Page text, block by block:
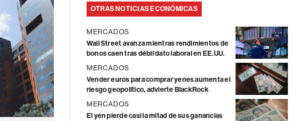
OTRAS NOTICIAS ECONÓMICAS
MERCADOS
Wall Street avanza mientras rendimientos de
bonos caen tras débil dato laboral en EE.UU.
MERCADOS
Vender euros para comprar yenes aumenta el
riesgo geopolítico, advierte BlackRock
MERCADOS
El yen pierde casi la mitad de sus ganancias